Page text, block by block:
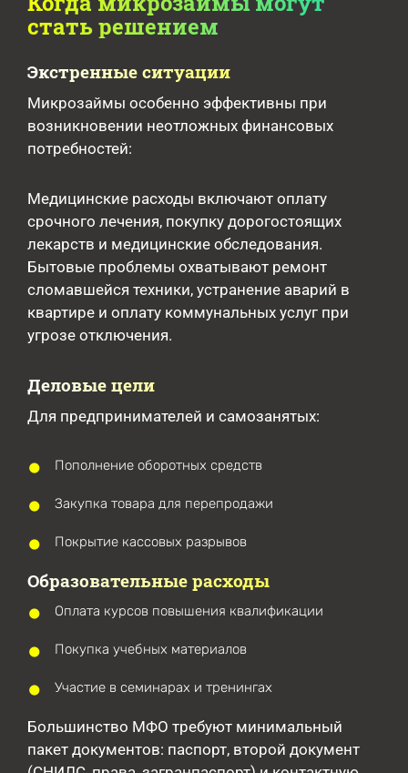
стать решением
Экстренные ситуации
Микрозаймы особенно эффективны при
возникновении неотложных финансовых
потребностей:
Медицинские расходы включают оплату
срочного лечения, покупку дорогостоящих
лекарств и медицинские обследования.
Бытовые проблемы охватывают ремонт
сломавшейся техники, устранение аварий в
квартире и оплату коммунальных услуг при
угрозе отключения.
Деловые цели
Для предпринимателей и самозанятых:
Пополнение оборотных средств
Закупка товара для перепродажи
Покрытие кассовых разрывов
Образовательные расходы
Оплата курсов повышения квалификации
Покупка учебных материалов
Участие в семинарах и тренингах
Большинство МФО требуют минимальный
пакет документов: паспорт, второй документ